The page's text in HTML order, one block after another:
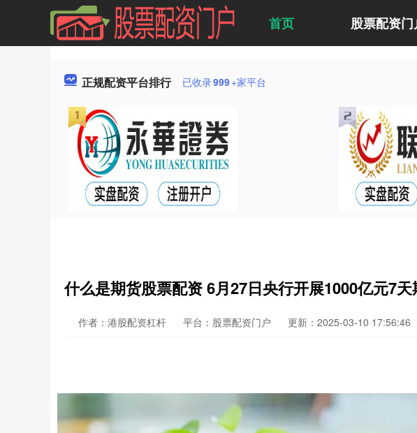
首页 股票配资门
正规配资平台排行 已收录999+家平台
什么是期货股票配资 6月27日央行开展1000亿元7
作者：港股配资杠杆 平台：股票配资门户 更新：2025-03-10 17:56:46